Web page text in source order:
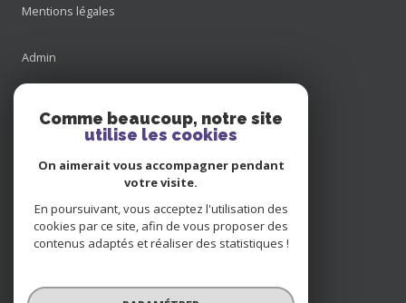
Mentions légales
Admin
Comme beaucoup, notre site
utilise les cookies
On aimerait vous accompagner pendant
votre visite.
En poursuivant, vous acceptez l'utilisation des
cookies par ce site, afin de vous proposer des
contenus adaptés et réaliser des statistiques !